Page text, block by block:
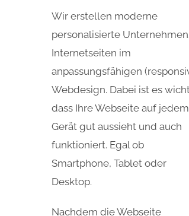
Wir erstellen moderne
personalisierte
Internetseiten im
anpassungsfähigen
Webdesign. Dabei ist es
dass Ihre Webseite auf jedem
Gerät gut aussieht und auch
funktioniert. Egal ob
Smartphone, Tablet oder
Desktop.
Nachdem die Webseite